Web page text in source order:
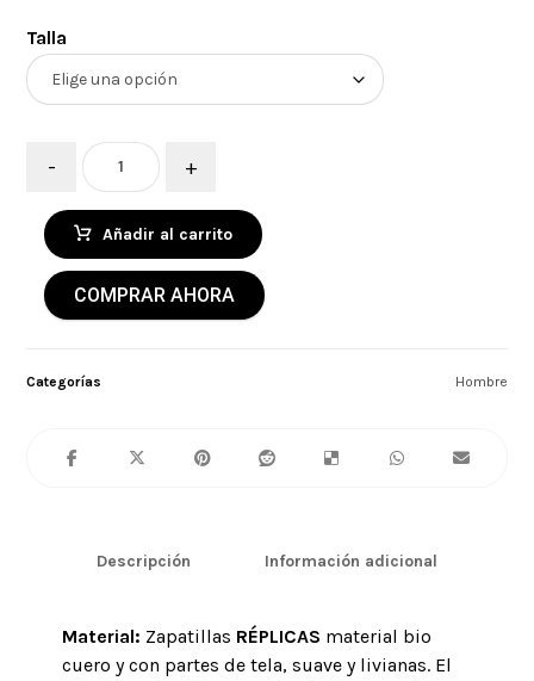
Talla
- +
Añadir al carrito
COMPRAR AHORA
Categorías Hombre
Descripción Información adicional
Material: Zapatillas RÉPLICAS material bio
cuero y con partes de tela, suave y livianas. El